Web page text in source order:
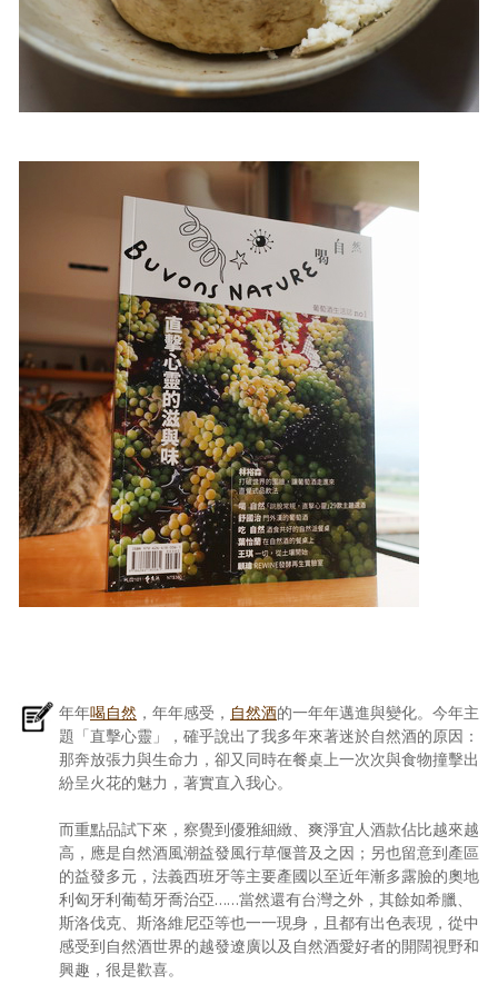
年年喝自然 ，年年感受， 自然酒的一年年邁進與變化。今年主
題「直擊心靈」，確乎說出了我多年來著迷於自然酒的原因：
那奔放張力與生命力，卻又同時在餐桌上一次次與食物撞擊出
紛呈火花的魅力，著實直入我心。
而重點品試下來，察覺到優雅細緻、爽淨宜人酒款佔比越來越
高，應是自然酒風潮益發風行草偃普及之因；另也留意到產區
的益發多元，法義西班牙等主要產國以至近年漸多露臉的奧地
利匈牙利葡萄牙喬治亞……當然還有台灣之外，其餘如希臘、
斯洛伐克、斯洛維尼亞等也一一現身，且都有出色表現，從中
感受到自然酒世界的越發遼廣以及自然酒愛好者的開闊視野和
興趣，很是歡喜。